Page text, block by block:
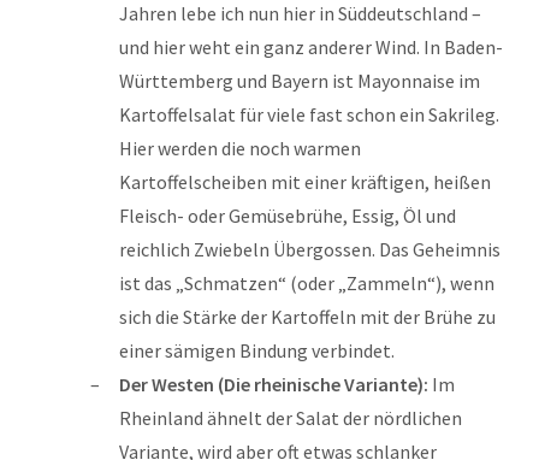
Jahren lebe ich nun hier in Süddeutschland –
und hier weht ein ganz anderer Wind. In Baden-
Württemberg und Bayern ist Mayonnaise im
Kartoffelsalat für viele fast schon ein Sakrileg.
Hier werden die noch warmen
Kartoffelscheiben mit einer kräftigen, heißen
Fleisch- oder Gemüsebrühe, Essig, Öl und
reichlich Zwiebeln Übergossen. Das Geheimnis
ist das „Schmatzen“ (oder „Zammeln“), wenn
sich die Stärke der Kartoffeln mit der Brühe zu
einer sämigen Bindung verbindet.
Der Westen (Die rheinische Variante): Im
Rheinland ähnelt der Salat der nördlichen
Variante, wird aber oft etwas schlanker